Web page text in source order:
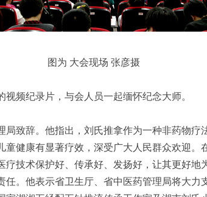
图为 大会现场 张彦摄
频纪录片，与会人员一起缅怀纪念大师。
局致辞。他指出，刘氏推拿作为一种非药物疗
童健康有显著疗效，深受广大人民群众欢迎。
疗技术保护好、传承好、发扬好，让其更好地
任。他表示省卫生厅、省中医药管理局将大力